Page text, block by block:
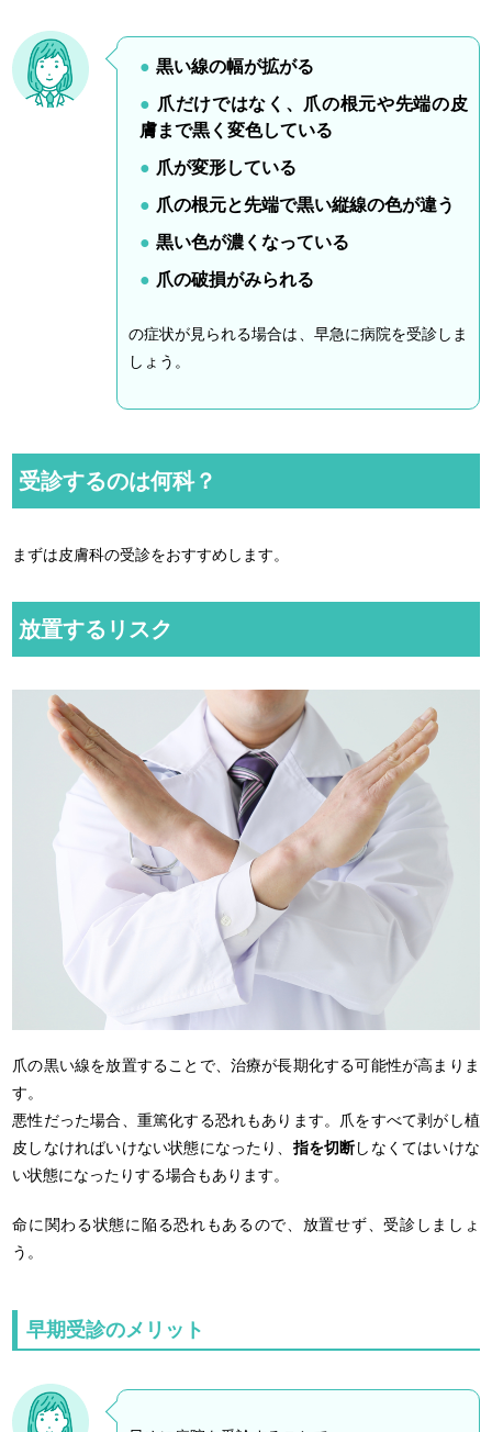
黒い線の幅が拡がる
爪だけではなく、爪の根元や先端の皮
膚まで黒く変色している
爪が変形している
爪の根元と先端で黒い縦線の色が違う
黒い色が濃くなっている
爪の破損がみられる
の症状が見られる場合は、早急に病院を受診しま
しょう。
受診するのは何科？
まずは皮膚科の受診をおすすめします。
放置するリスク
爪の黒い線を放置することで、治療が長期化する可能性が高まりま
す。
悪性だった場合、重篤化する恐れもあります。爪をすべて剥がし植
皮しなければいけない状態になったり、 指を切断しなくてはいけな
い状態になったりする場合もあります。
命に関わる状態に陥る恐れもあるので、放置せず、受診しましょ
う。
早期受診のメリット